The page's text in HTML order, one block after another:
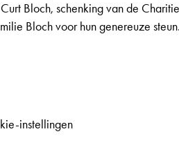
Bloch, schenking van de
Bloch voor hun genereuze
instellingen